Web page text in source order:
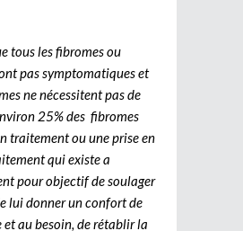
tous les fibromes ou
pas symptomatiques et
ne nécessitent pas de
25% des fibromes
traitement ou une prise en
qui existe a
pour objectif de soulager
lui donner un confort de
et au besoin, de rétablir la